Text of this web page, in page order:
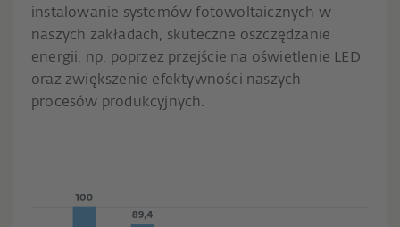
instalowanie systemów fotowoltaicznych w
naszych zakładach, skuteczne oszczędzanie
energii, np. poprzez przejście na oświetlenie LED
oraz zwiększenie efektywności naszych
procesów produkcyjnych.